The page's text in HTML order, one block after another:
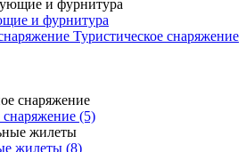
и фурнитура
Туристическое снаряжение
(5)
жилеты (8)